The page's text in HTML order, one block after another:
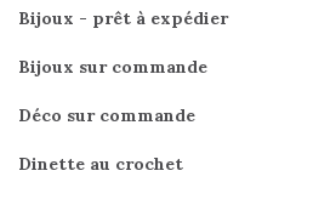
Bijoux - prêt à expédier
Bijoux sur commande
Déco sur commande
Dinette au crochet